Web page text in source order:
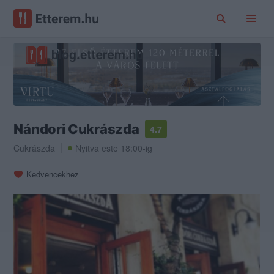
Nándori Cukrászda
4.7
Cukrászda
Nyitva este 18:00-ig
Kedvencekhez